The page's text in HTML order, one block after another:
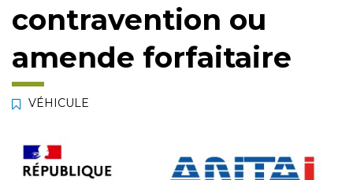
contravention ou
amende forfaitaire
VÉHICULE